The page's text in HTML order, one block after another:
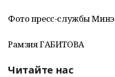
Фото пресс-службы
Рамзия ГАБИТОВА
Читайте нас